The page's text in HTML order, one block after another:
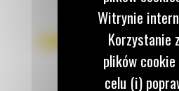
FORMULARZ
Witrynie
Korzystanie
plików cookie
celu (i)